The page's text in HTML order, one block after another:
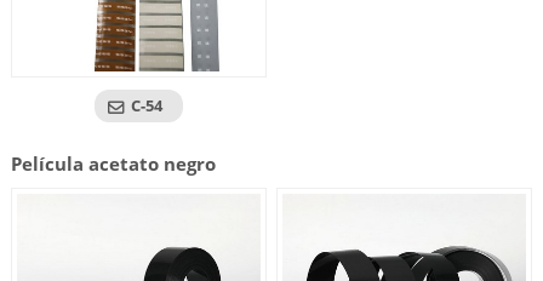
C-54
Película acetato negro